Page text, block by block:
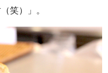
笑）」。